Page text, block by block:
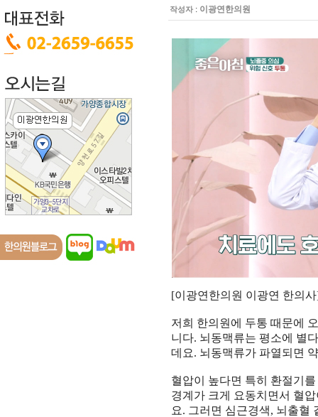
작성자 : 이광연한의원
[이광연한의원 이광연 한의사
저희 한의원에 두통 때문에
니다. 뇌동맥류는 평소에 별
데요. 뇌동맥류가 파열되면
혈압이 높다면 특히 환절기
경계가 크게 요동치면서 혈
요. 그러면 심근경색, 뇌출혈